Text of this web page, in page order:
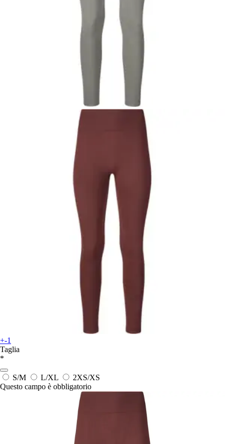
+-1
Taglia
*
S/M L/XL
2XS/XS
Questo campo è obbligatorio